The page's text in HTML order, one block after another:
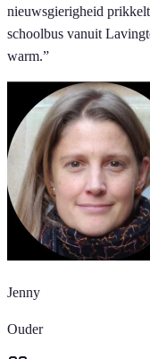
nieuwsgierigheid
schoolbus vanuit
warm.”
Jenny
Ouder